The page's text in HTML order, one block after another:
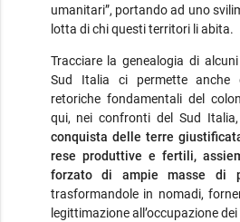
umanitari”, portando ad uno
lotta di chi questi territori li abita.
Tracciare la genealogia di
Sud Italia ci permette anche
retoriche fondamentali del
qui, nei confronti del Sud
conquista delle terre
rese produttive e fertili,
forzato di ampie masse di
trasformandole in nomadi,
legittimazione all’occupazione